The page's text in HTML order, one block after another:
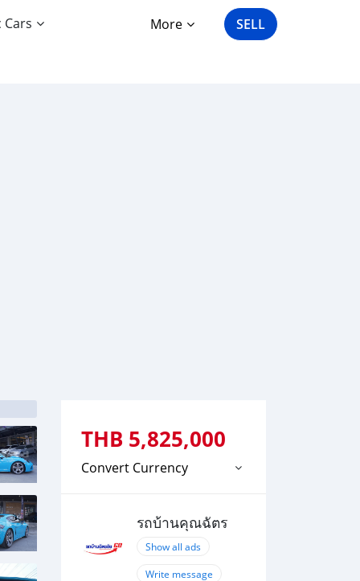
Cars More SELL
THB 5,825,000
Convert Currency
รถบ้านคุณฉัตร
Show all ads
Write message